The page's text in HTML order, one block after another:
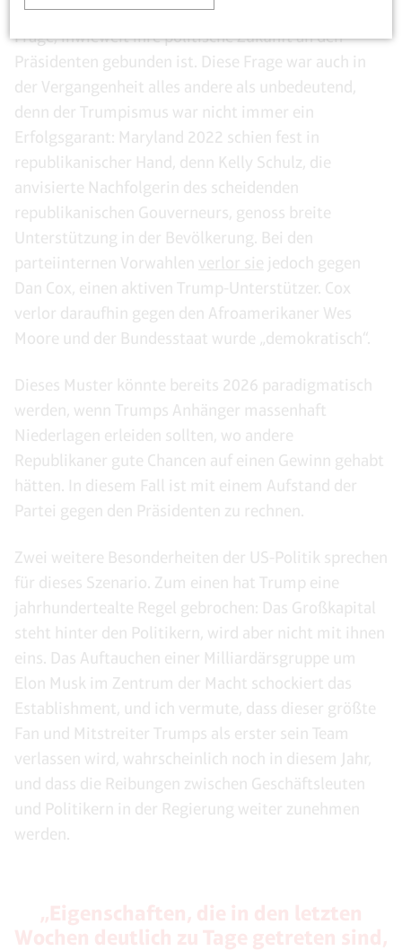
sich für die Masse der republikanischen Politiker die
Frage, inwieweit ihre politische Zukunft an den
Präsidenten gebunden ist. Diese Frage war auch in
der Vergangenheit alles andere als unbedeutend,
denn der Trumpismus war nicht immer ein
Erfolgsgarant: Maryland 2022 schien fest in
republikanischer Hand, denn Kelly Schulz, die
anvisierte Nachfolgerin des scheidenden
republikanischen Gouverneurs, genoss breite
Unterstützung in der Bevölkerung. Bei den
parteiinternen Vorwahlen verlor sie jedoch gegen
Dan Cox, einen aktiven Trump-Unterstützer. Cox
verlor daraufhin gegen den Afroamerikaner Wes
Moore und der Bundesstaat wurde „demokratisch“.
Dieses Muster könnte bereits 2026 paradigmatisch
werden, wenn Trumps Anhänger massenhaft
Niederlagen erleiden sollten, wo andere
Republikaner gute Chancen auf einen Gewinn gehabt
hätten. In diesem Fall ist mit einem Aufstand der
Partei gegen den Präsidenten zu rechnen.
Zwei weitere Besonderheiten der US-Politik sprechen
für dieses Szenario. Zum einen hat Trump eine
jahrhundertealte Regel gebrochen: Das Großkapital
steht hinter den Politikern, wird aber nicht mit ihnen
eins. Das Auftauchen einer Milliardärsgruppe um
Elon Musk im Zentrum der Macht schockiert das
Establishment, und ich vermute, dass dieser größte
Fan und Mitstreiter Trumps als erster sein Team
verlassen wird, wahrscheinlich noch in diesem Jahr,
und dass die Reibungen zwischen Geschäftsleuten
und Politikern in der Regierung weiter zunehmen
werden.